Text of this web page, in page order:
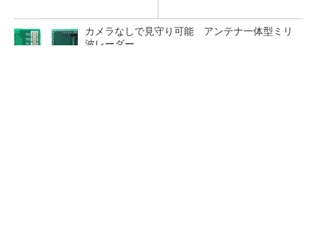
カメラなしで見守り可能 アンテナ一体型ミリ
波レーダー